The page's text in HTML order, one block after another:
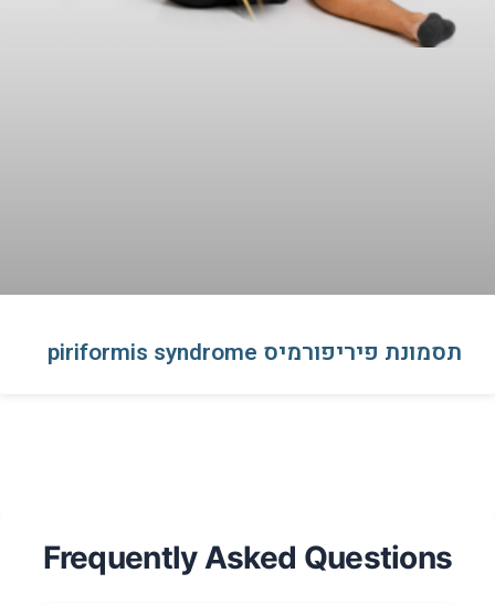
תסמונת פיריפורמיס piriformis syndrome
Frequently Asked Questions